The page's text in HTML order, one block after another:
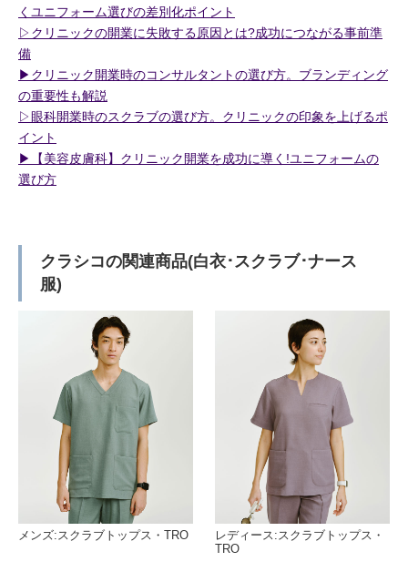
くユニフォーム選びの差別化ポイント
▷クリニックの開業に失敗する原因とは?成功につながる事前準
備
▶︎クリニック開業時のコンサルタントの選び方。ブランディング
の重要性も解説
▷眼科開業時のスクラブの選び方。クリニックの印象を上げるポ
イント
▶︎【美容皮膚科】クリニック開業を成功に導く!ユニフォームの
選び方
クラシコの関連商品(白衣･スクラブ･ナース
服)
メンズ:スクラブトップス・TRO
レディース:スクラブトップス・
TRO